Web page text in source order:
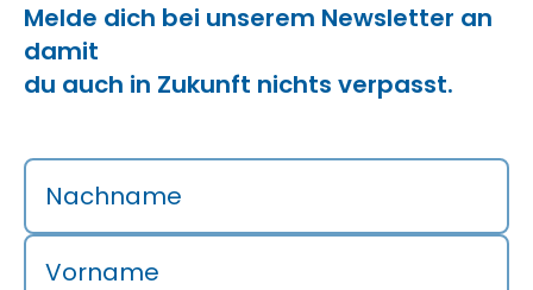
Melde dich bei unserem Newsletter an
damit
du auch in Zukunft nichts verpasst.
Nachname
Vorname